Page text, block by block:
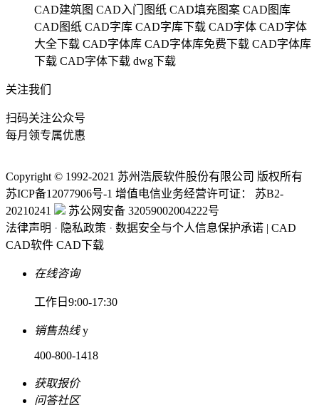
CAD建筑图 CAD入门图纸 CAD填充图案 CAD图库
CAD图纸 CAD字库 CAD字库下载 CAD字体 CAD字体
大全下载 CAD字体库 CAD字体库免费下载 CAD字体库
下载 CAD字体下载 dwg下载
关注我们
扫码关注公众号
每月领专属优惠
Copyright © 1992-2021 苏州浩辰软件股份有限公司 版权所有
苏ICP备12077906号-1 增值电信业务经营许可证： 苏B2-
20210241
苏公网安备 32059002004222号
法律声明 · 隐私政策 · 数据安全与个人信息保护承诺 | CAD
CAD软件 CAD下载
在线咨询
工作日9:00-17:30
销售热线 y
400-800-1418
获取报价
问答社区